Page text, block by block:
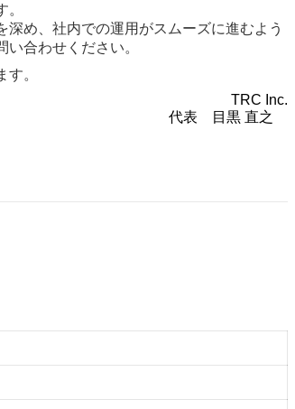
め、社内での運用がスムーズに進むよう
合わせください。
。
TRC Inc.
代表 目黒 直之